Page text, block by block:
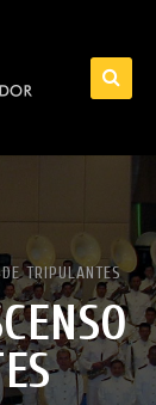
TRIPULANTES